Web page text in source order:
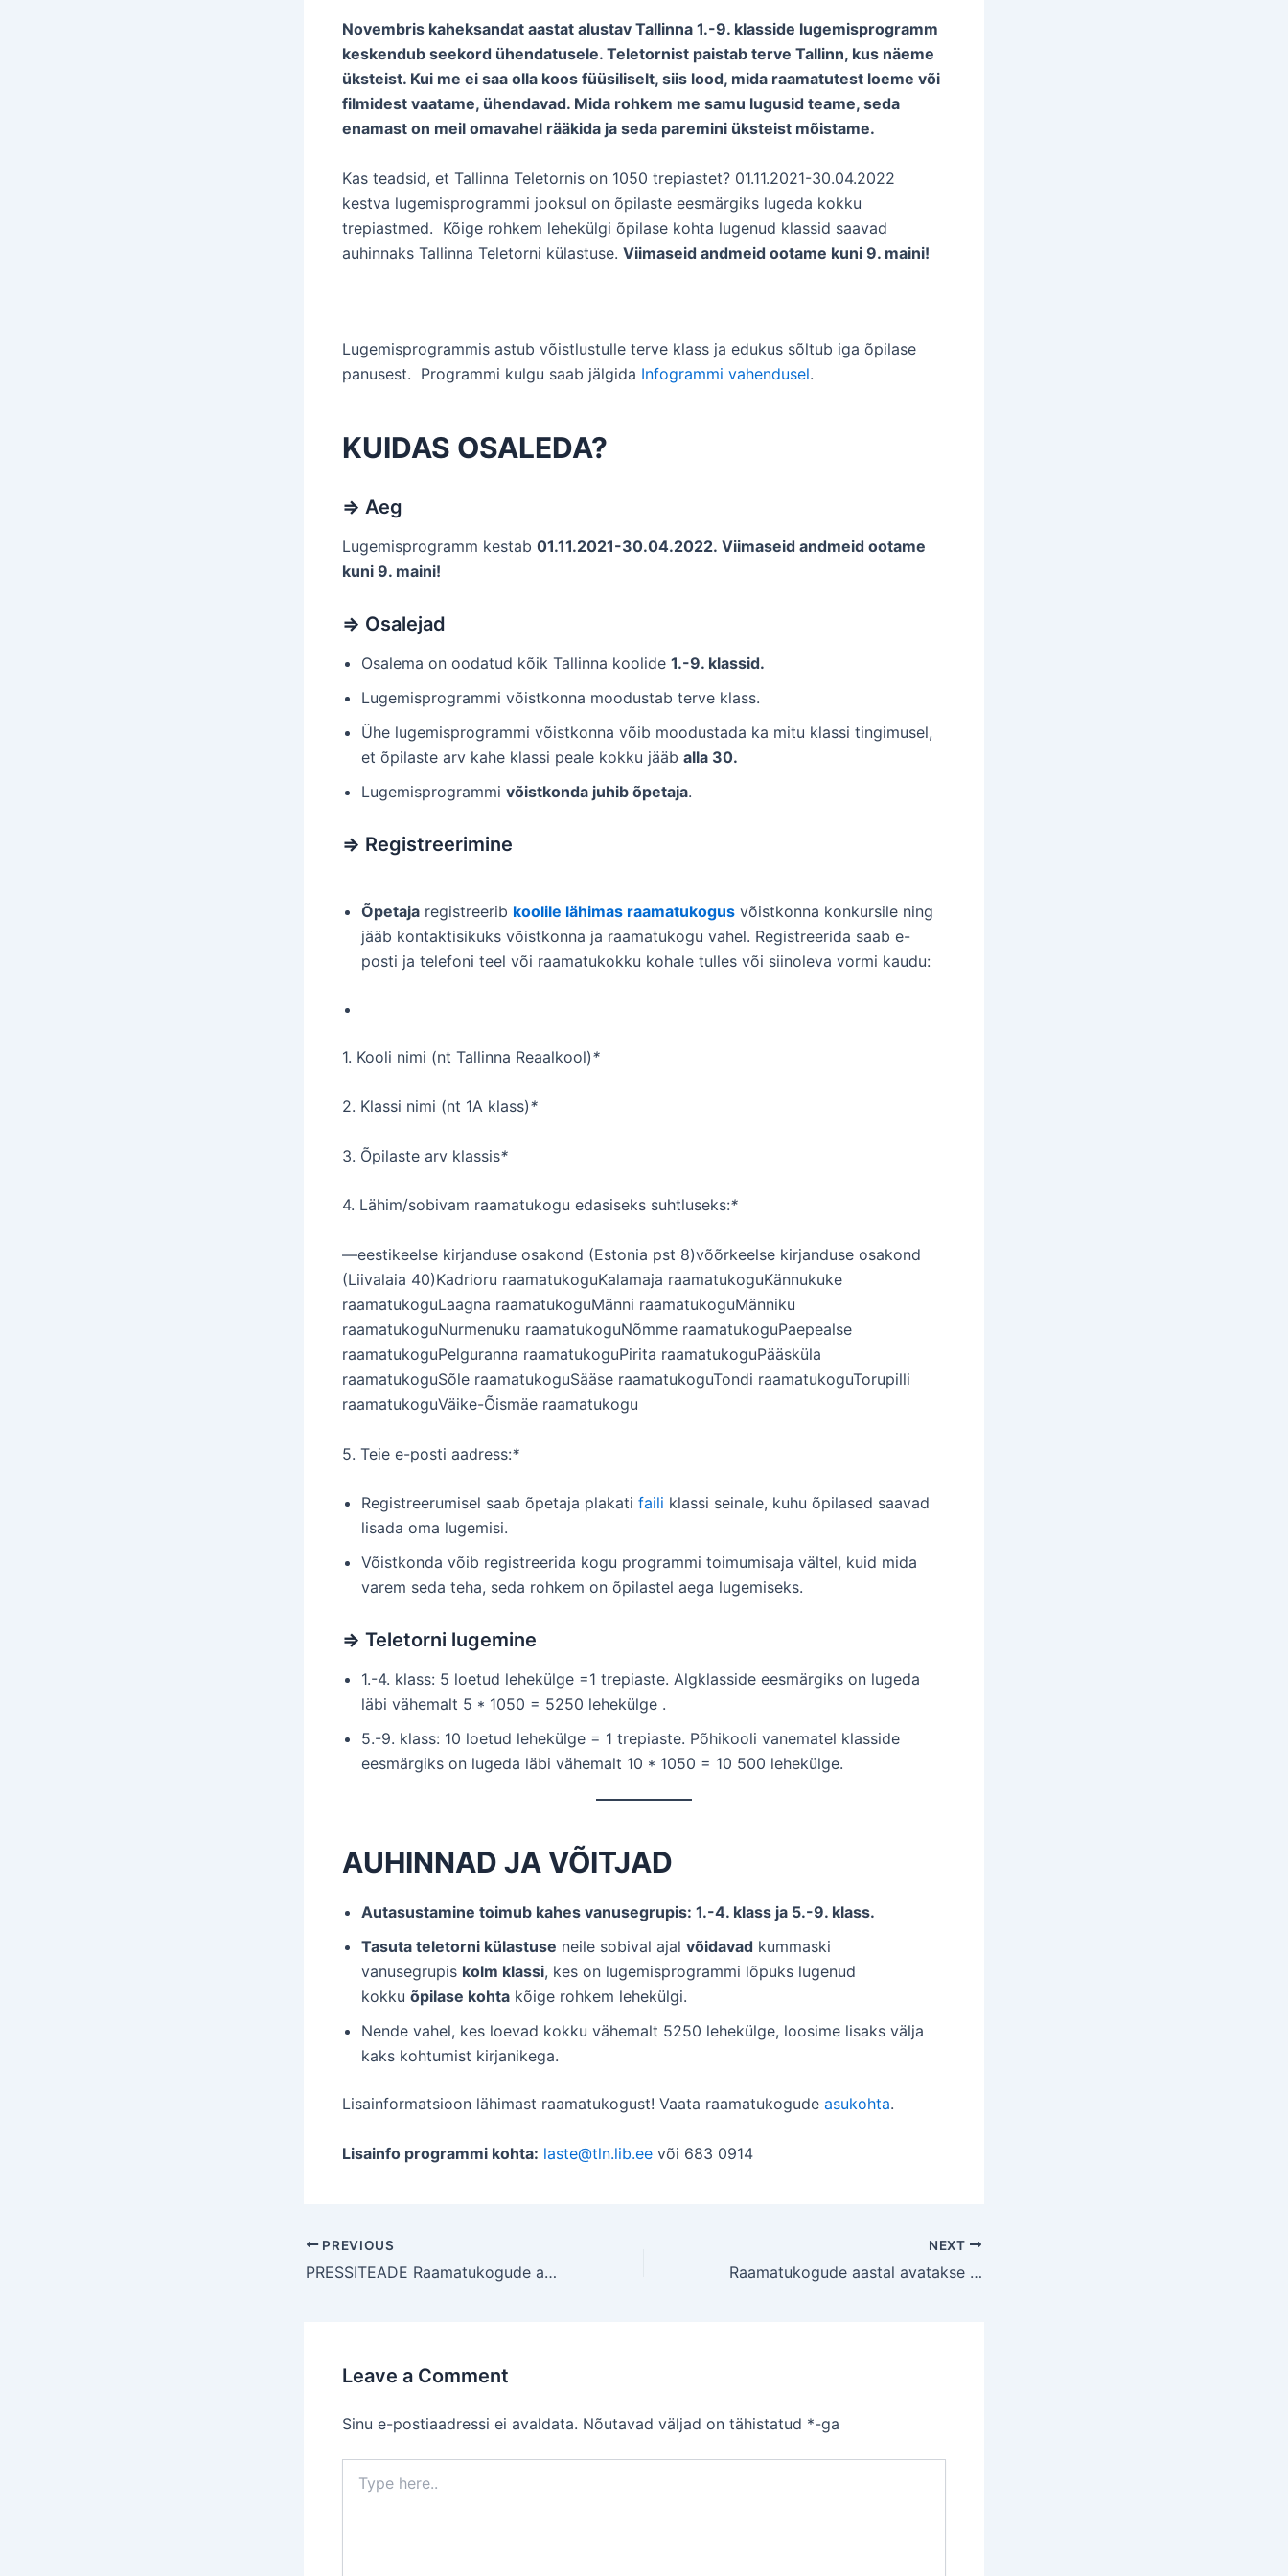
Novembris kaheksandat aastat alustav Tallinna 1.-9. klasside lugemisprogramm
keskendub seekord ühendatusele. Teletornist paistab terve Tallinn, kus näeme
üksteist. Kui me ei saa olla koos füüsiliselt, siis lood, mida raamatutest loeme või
filmidest vaatame, ühendavad. Mida rohkem me samu lugusid teame, seda
enamast on meil omavahel rääkida ja seda paremini üksteist mõistame.
Kas teadsid, et Tallinna Teletornis on 1050 trepiastet? 01.11.2021-30.04.2022
kestva lugemisprogrammi jooksul on õpilaste eesmärgiks lugeda kokku
trepiastmed. Kõige rohkem lehekülgi õpilase kohta lugenud klassid saavad
auhinnaks Tallinna Teletorni külastuse. Viimaseid andmeid ootame kuni 9. maini!
Lugemisprogrammis astub võistlustulle terve klass ja edukus sõltub iga õpilase
panusest. Programmi kulgu saab jälgida Infogrammi vahendusel.
KUIDAS OSALEDA?
⇒ Aeg
Lugemisprogramm kestab 01.11.2021-30.04.2022. Viimaseid andmeid ootame
kuni 9. maini!
⇒ Osalejad
Osalema on oodatud kõik Tallinna koolide 1.-9. klassid.
Lugemisprogrammi võistkonna moodustab terve klass.
Ühe lugemisprogrammi võistkonna võib moodustada ka mitu klassi tingimusel,
et õpilaste arv kahe klassi peale kokku jääb alla 30.
Lugemisprogrammi võistkonda juhib õpetaja.
⇒ Registreerimine
Õpetaja registreerib koolile lähimas raamatukogus võistkonna konkursile ning
jääb kontaktisikuks võistkonna ja raamatukogu vahel. Registreerida saab e-
posti ja telefoni teel või raamatukokku kohale tulles või siinoleva vormi kaudu:
1. Kooli nimi (nt Tallinna Reaalkool)*
2. Klassi nimi (nt 1A klass)*
3. Õpilaste arv klassis*
4. Lähim/sobivam raamatukogu edasiseks suhtluseks:*
—eestikeelse kirjanduse osakond (Estonia pst 8)võõrkeelse kirjanduse osakond
(Liivalaia 40)Kadrioru raamatukoguKalamaja raamatukoguKännukuke
raamatukoguLaagna raamatukoguMänni raamatukoguMänniku
raamatukoguNurmenuku raamatukoguNõmme raamatukoguPaepealse
raamatukoguPelguranna raamatukoguPirita raamatukoguPääsküla
raamatukoguSõle raamatukoguSääse raamatukoguTondi raamatukoguTorupilli
raamatukoguVäike-Õismäe raamatukogu
5. Teie e-posti aadress:*
Registreerumisel saab õpetaja plakati faili klassi seinale, kuhu õpilased saavad
lisada oma lugemisi.
Võistkonda võib registreerida kogu programmi toimumisaja vältel, kuid mida
varem seda teha, seda rohkem on õpilastel aega lugemiseks.
⇒ Teletorni lugemine
1.-4. klass: 5 loetud lehekülge =1 trepiaste. Algklasside eesmärgiks on lugeda
läbi vähemalt 5 * 1050 = 5250 lehekülge .
5.-9. klass: 10 loetud lehekülge = 1 trepiaste. Põhikooli vanematel klasside
eesmärgiks on lugeda läbi vähemalt 10 * 1050 = 10 500 lehekülge.
AUHINNAD JA VÕITJAD
Autasustamine toimub kahes vanusegrupis: 1.-4. klass ja 5.-9. klass.
Tasuta teletorni külastuse neile sobival ajal võidavad kummaski
vanusegrupis kolm klassi, kes on lugemisprogrammi lõpuks lugenud
kokku õpilase kohta kõige rohkem lehekülgi.
Nende vahel, kes loevad kokku vähemalt 5250 lehekülge, loosime lisaks välja
kaks kohtumist kirjanikega.
Lisainformatsioon lähimast raamatukogust! Vaata raamatukogude asukohta.
Lisainfo programmi kohta: laste@tln.lib.ee või 683 0914
Post
navigation
PREVIOUS
PRESSITEADE Raamatukogude aasta
NEXT
Raamatukogude aastal avatakse neljas Eesti bussijaamas reisiraamatukogud
Leave a Comment
Sinu e-postiaadressi ei avaldata. Nõutavad väljad on tähistatud *-ga
here..